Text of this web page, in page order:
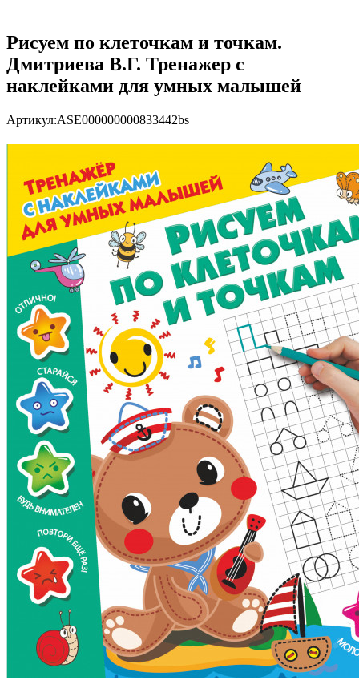
Рисуем по клеточкам и точкам.
Дмитриева В.Г. Тренажер с
наклейками для умных малышей
Артикул:ASE000000000833442bs